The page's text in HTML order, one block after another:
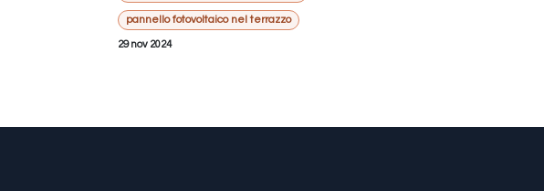
pannello fotovoltaico nel terrazzo
29 nov 2024